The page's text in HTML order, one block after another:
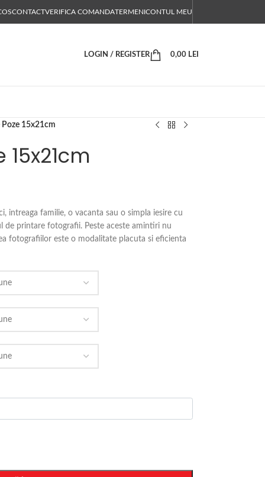
CONTACTVERIFICA COMANDATERMENICONTUL MEU
LOGIN / REGISTER 0,00 LEI
Poze 15x21cm
intreaga familie, o vacanta sau o simpla iesire cu
de printare fotografii. Peste aceste amintiri nu
fotografiilor este o modalitate placuta si eficienta